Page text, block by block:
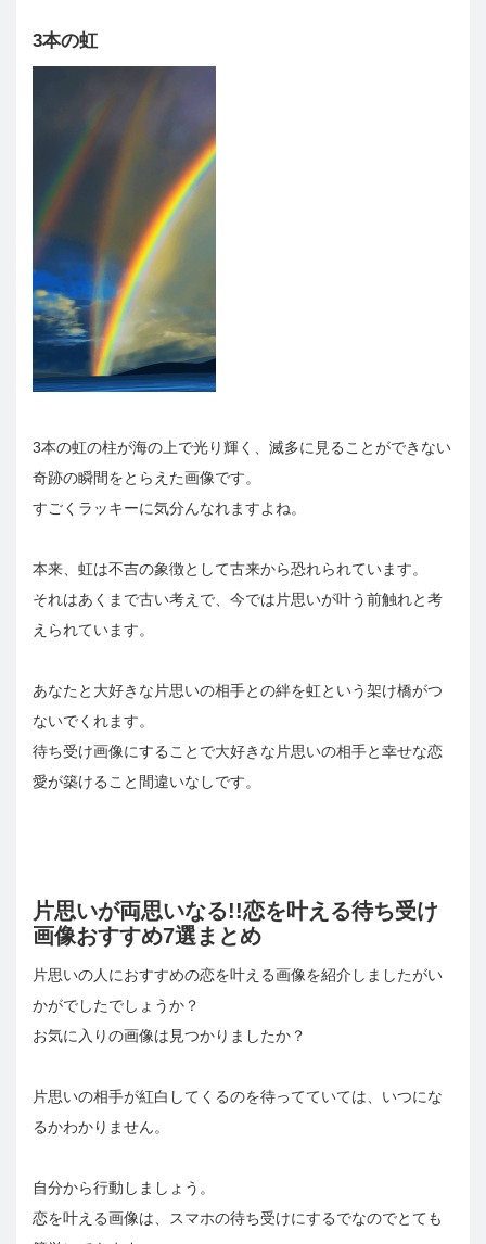
3本の虹
3本の虹の柱が海の上で光り輝く、滅多に見ることができない
奇跡の瞬間をとらえた画像です。
すごくラッキーに気分んなれますよね。
本来、虹は不吉の象徴として古来から恐れられています。
それはあくまで古い考えで、今では片思いが叶う前触れと考
えられています。
あなたと大好きな片思いの相手との絆を虹という架け橋がつ
ないでくれます。
待ち受け画像にすることで大好きな片思いの相手と幸せな恋
愛が築けること間違いなしです。
片思いが両思いなる!!恋を叶える待ち受け
画像おすすめ7選まとめ
片思いの人におすすめの恋を叶える画像を紹介しましたがい
かがでしたでしょうか？
お気に入りの画像は見つかりましたか？
片思いの相手が紅白してくるのを待ってていては、いつにな
るかわかりません。
自分から行動しましょう。
恋を叶える画像は、スマホの待ち受けにするでなのでとても